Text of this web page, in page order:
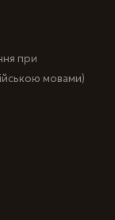
при
мовами)